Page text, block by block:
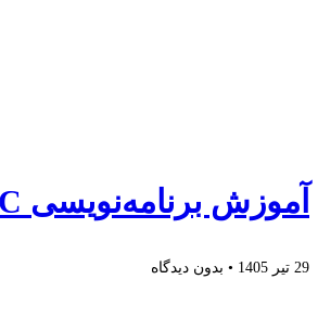
آموزش برنامه‌نویسی C++ از صفر
29 تیر 1405 بدون دیدگاه